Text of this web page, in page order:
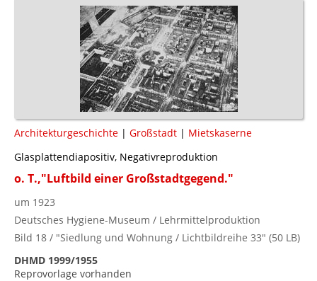
Architekturgeschichte | Großstadt | Mietskaserne
Glasplattendiapositiv, Negativreproduktion
o. T.,"Luftbild einer Großstadtgegend."
um 1923
Deutsches Hygiene-Museum / Lehrmittelproduktion
Bild 18 / "Siedlung und Wohnung / Lichtbildreihe 33" (50 LB)
DHMD 1999/1955
Reprovorlage vorhanden